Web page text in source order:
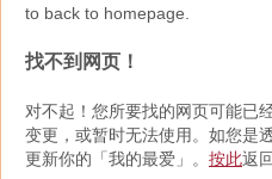
to back to homepage.
找不到网页！
对不起！您所要找的网页可能已
变更，或暂时无法使用。如您是
更新你的「我的最爱」。 按此返